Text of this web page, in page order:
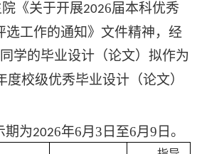
《关于开展2026届本科优秀
选工作的通知》文件精神，经
学的毕业设计（论文）拟作为
度校级优秀毕业设计（论文）
期为2026年6月 3 日至6月 9 日。